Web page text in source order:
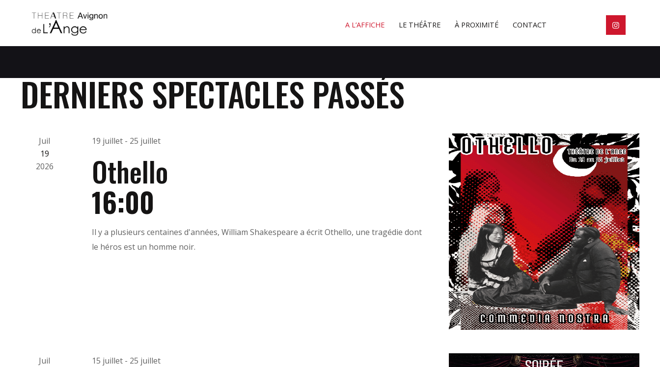
A L’AFFICHE LE THÉÂTRE À PROXIMITÉ CONTACT
DERNIERS SPECTACLES PASSÉS
Juil
19
2026
19 juillet - 25 juillet
Othello
16:00
Il y a plusieurs centaines d'années, William Shakespeare a écrit Othello, une tragédie dont
le héros est un homme noir.
Juil
15 juillet - 25 juillet